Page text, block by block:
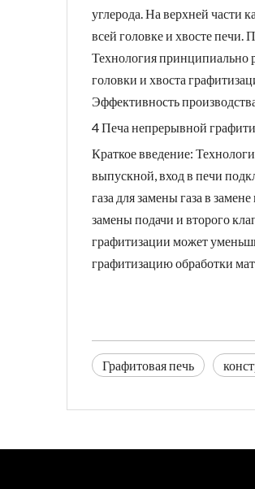
углерода. На верхней части
всей головке и хвосте
Технология принципиально
головки и хвоста
Эффективность
4 Печа непрерывной
Краткое введение:
выпускной, вход в печи
газа для замены газа в
замены подачи и второго
графитизации может
графитизацию обработки
Графитовая печь